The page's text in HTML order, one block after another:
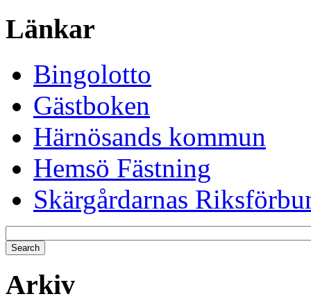
Länkar
Bingolotto
Gästboken
Härnösands kommun
Hemsö Fästning
Skärgårdarnas
Arkiv